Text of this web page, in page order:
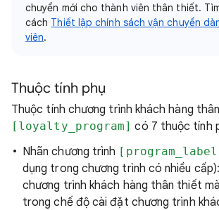
chuyển mới cho thành viên thân thiết.
cách Thiết lập chính sách vận chuyển
viên.
Thuộc tính phụ
Thuộc tính chương trình khách hàng
[loyalty_program] có 7 thuộc tính
Nhãn chương trình
dụng trong chương trình có nhiều
chương trình khách hàng thân thiết
trong chế độ cài đặt chương trình